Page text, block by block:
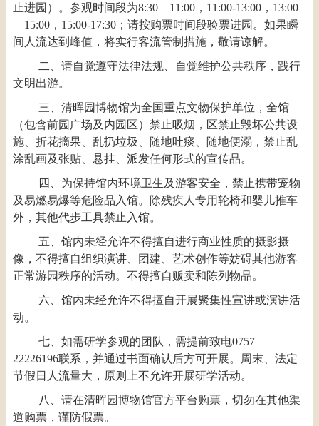
止进园）。参观时间段为8:30—11:00，11:00-13:00，13:00
—15:00，15:00-17:30；请按购票时间段验票进园。如果瞬
间人流达到峰值，将实行客流管制措施，敬请谅解。
二、请自觉遵守法律法规、自觉维护公共秩序，践行
文明出游。
三、清晖园博物馆为全国重点文物保护单位，全馆
（包含前园广场及内园区）禁止吸烟，区禁止毁坏公共设
施、折花摘果、乱扔垃圾、随地吐痰、随地便溺，禁止乱
涂乱画及张贴、悬挂、派发任何形式的宣传品。
四、为保持馆内环境卫生及游客安全，禁止携带宠物
及易燃易爆等危险品入馆。除残疾人专用轮椅和婴儿推车
外，其他代步工具禁止入馆。
五、馆内未经允许不得擅自进行商业性质的摄影摄
像，不得擅自组织演讲、团建、艺术创作等妨碍其他游客
正常游园秩序的活动。不得擅自贩卖和陈列物品。
六、馆内未经允许不得擅自开展聚集性宣讲或演讲活
动。
七、如需研学参观的团队，需提前致电0757—
22226196联系，并通过书面确认后方可开展。周末、法定
节假日人流量大，原则上不允许开展研学活动。
八、请在清晖园博物馆官方平台购票，切勿在其他渠
道购票，谨防假票。